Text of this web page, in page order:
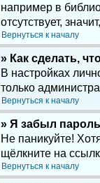
например в
отсутствует,
Вернуться к началу
» Как сделать,
В настройках
только
Вернуться к началу
» Я забыл
Не паникуйте!
щёлкните на
Вернуться к началу